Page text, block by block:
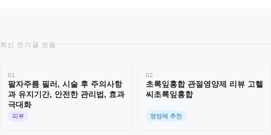
최신 인기글 모음
01
팔자주름 필러, 시술 후 주의사항
과 유지기간, 안전한 관리법, 효과
극대화
피부
02
초록잎홍합 관절영양제 리뷰 고헬
씨초록잎홍합
영양제 추천